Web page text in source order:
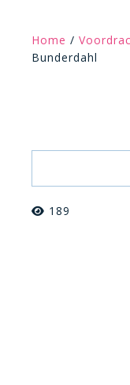
Home /
Bunderdahl
189